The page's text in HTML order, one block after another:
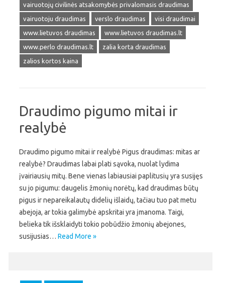
vairuotojų civilinės atsakomybės privalomasis draudimas
vairuotoju draudimas
verslo draudimas
visi draudimai
www.lietuvos draudimas
www.lietuvos draudimas.lt
www.perlo draudimas.lt
zalia korta draudimas
zalios kortos kaina
Draudimo pigumo mitai ir
realybė
Draudimo pigumo mitai ir realybė Pigus draudimas: mitas ar
realybė? Draudimas labai plati sąvoka, nuolat lydima
įvairiausių mitų. Bene vienas labiausiai paplitusių yra susijęs
su jo pigumu: daugelis žmonių norėtų, kad draudimas būtų
pigus ir nepareikalautų didelių išlaidų, tačiau tuo pat metu
abejoja, ar tokia galimybė apskritai yra įmanoma. Taigi,
belieka tik išsklaidyti tokio pobūdžio žmonių abejones,
susijusias… Read More »